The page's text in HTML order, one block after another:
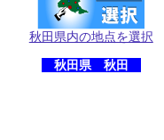
秋田県内の地点を選択
秋田県 秋田